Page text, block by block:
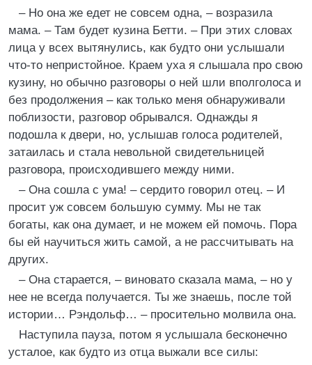
– Но она же едет не совсем одна, – возразила
мама. – Там будет кузина Бетти. – При этих словах
лица у всех вытянулись, как будто они услышали
что-то непристойное. Краем уха я слышала про свою
кузину, но обычно разговоры о ней шли вполголоса и
без продолжения – как только меня обнаруживали
поблизости, разговор обрывался. Однажды я
подошла к двери, но, услышав голоса родителей,
затаилась и стала невольной свидетельницей
разговора, происходившего между ними.
– Она сошла с ума! – сердито говорил отец. – И
просит уж совсем большую сумму. Мы не так
богаты, как она думает, и не можем ей помочь. Пора
бы ей научиться жить самой, а не рассчитывать на
других.
– Она старается, – виновато сказала мама, – но у
нее не всегда получается. Ты же знаешь, после той
истории… Рэндольф… – просительно молвила она.
Наступила пауза, потом я услышала бесконечно
усталое, как будто из отца выжали все силы: